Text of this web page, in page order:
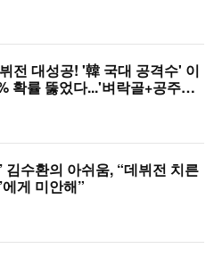
전 대성공! '韓 국대 공격수' 이
확률 뚫었다...'벼락골+공주님
김수환의 아쉬움, “데뷔전 치른
에게 미안해”